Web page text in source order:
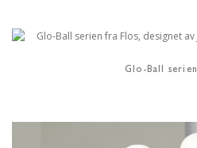
Glo-Ball serien